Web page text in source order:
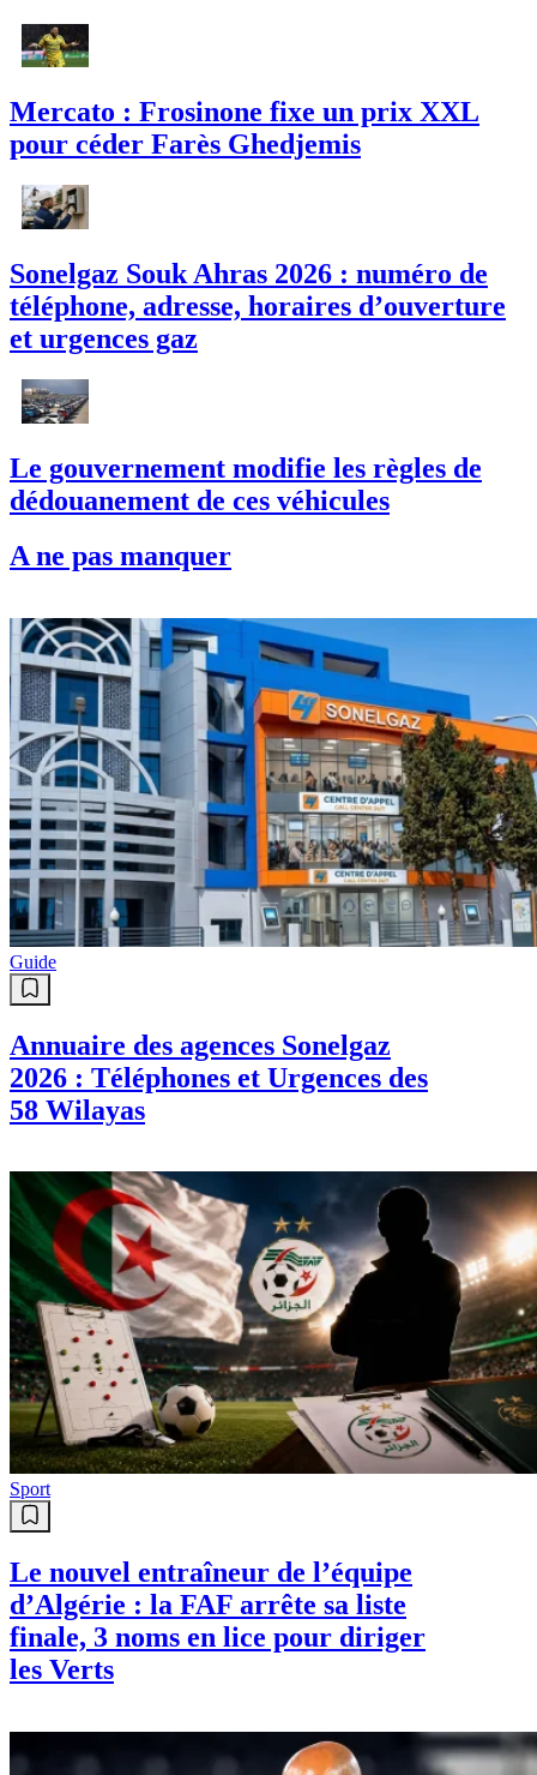
Mercato : Frosinone fixe un prix XXL
pour céder Farès Ghedjemis
Sonelgaz Souk Ahras 2026 : numéro de
téléphone, adresse, horaires d’ouverture
et urgences gaz
Le gouvernement modifie les règles de
dédouanement de ces véhicules
A ne pas manquer
Guide
Annuaire des agences Sonelgaz
2026 : Téléphones et Urgences des
58 Wilayas
Sport
Le nouvel entraîneur de l’équipe
d’Algérie : la FAF arrête sa liste
finale, 3 noms en lice pour diriger
les Verts